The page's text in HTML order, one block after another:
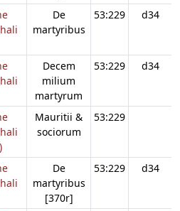
De
martyribus
53:229 d34
Decem
milium
martyrum
53:229 d34
Mauritii &
sociorum
53:229
De
martyribus
[370r]
53:229 d34